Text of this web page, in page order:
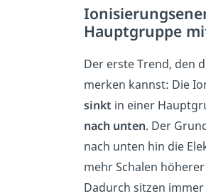
Hauptgruppe
Der erste Trend, den
merken kannst: Die
sinkt in einer
nach unten. Der
nach unten hin die
mehr Schalen
Dadurch sitzen